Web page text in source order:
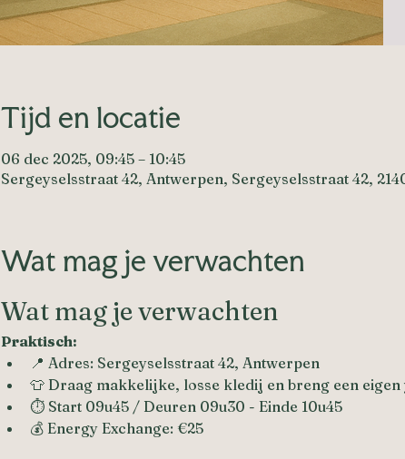
Tijd en locatie
06 dec 2025, 09:45 – 10:45
Sergeyselsstraat 42, Antwerpen, Sergeyselsstraat 42,
Wat mag je verwachten
Wat mag je verwachten
Praktisch:
📍 Adres: Sergeyselsstraat 42, Antwerpen
👕 Draag makkelijke, losse kledij en breng een eigen
⏱️ Start 09u45 / Deuren 09u30 - Einde 10u45
💰 Energy Exchange: €25